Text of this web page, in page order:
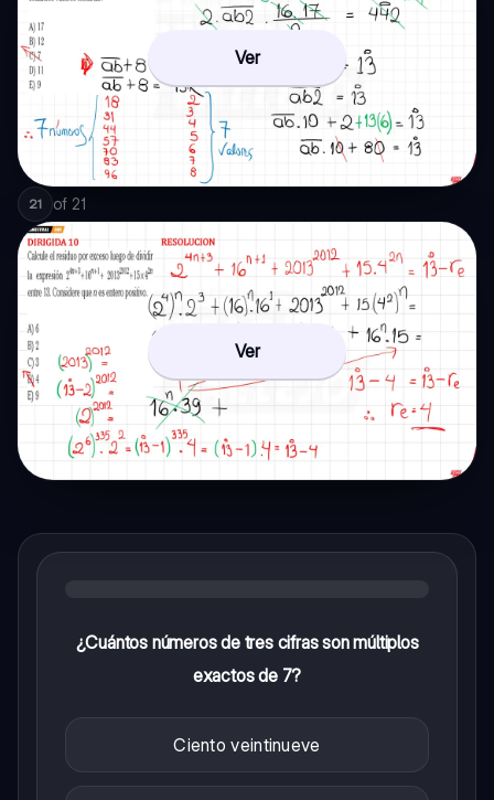
Ver
21 of 21
Ver
¿Cuántos números de tres cifras son múltiplos
exactos de 7?
Ciento veintinueve